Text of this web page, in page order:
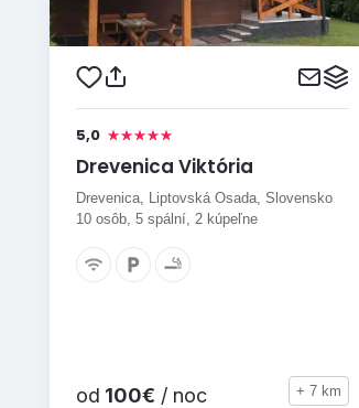
5,0
Drevenica Viktória
Drevenica, Liptovská Osada, Slovensko
10 osôb, 5 spální, 2 kúpeľne
od 100€ / noc + 7 km